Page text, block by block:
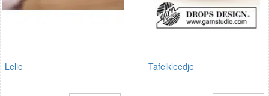
Lelie Tafelkleedje